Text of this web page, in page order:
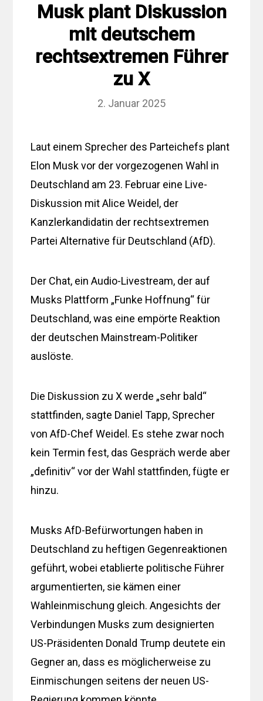
Musk plant Diskussion
mit deutschem
rechtsextremen Führer
zu X
2. Januar 2025
Laut einem Sprecher des Parteichefs plant
Elon Musk vor der vorgezogenen Wahl in
Deutschland am 23. Februar eine Live-
Diskussion mit Alice Weidel, der
Kanzlerkandidatin der rechtsextremen
Partei Alternative für Deutschland (AfD).
Der Chat, ein Audio-Livestream, der auf
Musks Plattform „Funke Hoffnung“ für
Deutschland, was eine empörte Reaktion
der deutschen Mainstream-Politiker
auslöste.
Die Diskussion zu X werde „sehr bald“
stattfinden, sagte Daniel Tapp, Sprecher
von AfD-Chef Weidel. Es stehe zwar noch
kein Termin fest, das Gespräch werde aber
„definitiv“ vor der Wahl stattfinden, fügte er
hinzu.
Musks AfD-Befürwortungen haben in
Deutschland zu heftigen Gegenreaktionen
geführt, wobei etablierte politische Führer
argumentierten, sie kämen einer
Wahleinmischung gleich. Angesichts der
Verbindungen Musks zum designierten
US-Präsidenten Donald Trump deutete ein
Gegner an, dass es möglicherweise zu
Einmischungen seitens der neuen US-